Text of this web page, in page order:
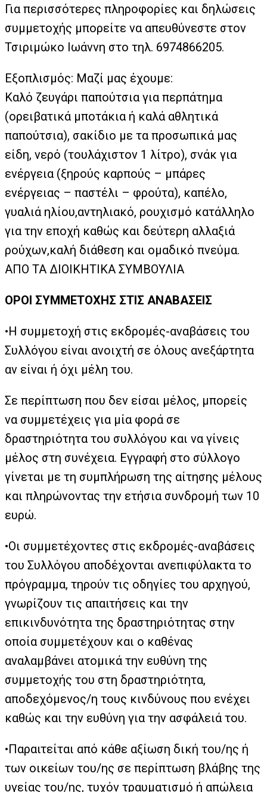
Για περισσότερες πληροφορίες και δηλώσεις
συμμετοχής μπορείτε να απευθύνεστε στον
Τσιριμώκο Ιωάννη στο τηλ. 6974866205.
Εξοπλισμός: Μαζί μας έχουμε:
Καλό ζευγάρι παπούτσια για περπάτημα
(ορειβατικά μποτάκια ή καλά αθλητικά
παπούτσια), σακίδιο με τα προσωπικά μας
είδη, νερό (τουλάχιστον 1 λίτρο), σνάκ για
ενέργεια (ξηρούς καρπούς – μπάρες
ενέργειας – παστέλι – φρούτα), καπέλο,
γυαλιά ηλίου,αντηλιακό, ρουχισμό κατάλληλο
για την εποχή καθώς και δεύτερη αλλαξιά
ρούχων,καλή διάθεση και ομαδικό πνεύμα.
ΑΠΟ ΤΑ ΔΙΟΙΚΗΤΙΚΑ ΣΥΜΒΟΥΛΙΑ
ΟΡΟΙ ΣΥΜΜΕΤΟΧΗΣ ΣΤΙΣ ΑΝΑΒΑΣΕΙΣ
•Η συμμετοχή στις εκδρομές-αναβάσεις του
Συλλόγου είναι ανοιχτή σε όλους ανεξάρτητα
αν είναι ή όχι μέλη του.
Σε περίπτωση που δεν είσαι μέλος, μπορείς
να συμμετέχεις για μία φορά σε
δραστηριότητα του συλλόγου και να γίνεις
μέλος στη συνέχεια. Εγγραφή στο σύλλογο
γίνεται με τη συμπλήρωση της αίτησης μέλους
και πληρώνοντας την ετήσια συνδρομή των 10
ευρώ.
•Οι συμμετέχοντες στις εκδρομές-αναβάσεις
του Συλλόγου αποδέχονται ανεπιφύλακτα το
πρόγραμμα, τηρούν τις οδηγίες του αρχηγού,
γνωρίζουν τις απαιτήσεις και την
επικινδυνότητα της δραστηριότητας στην
οποία συμμετέχουν και ο καθένας
αναλαμβάνει ατομικά την ευθύνη της
συμμετοχής του στη δραστηριότητα,
αποδεχόμενος/η τους κινδύνους που ενέχει
καθώς και την ευθύνη για την ασφάλειά του.
•Παραιτείται από κάθε αξίωση δική του/ης ή
των οικείων του/ης σε περίπτωση βλάβης της
υγείας του/ης, τυχόν τραυματισμό ή απώλεια